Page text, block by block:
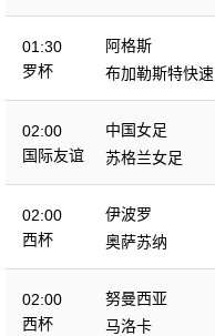
01:30
罗杯
阿格斯
布加勒斯特快速
02:00
国际友谊
中国女足
苏格兰女足
02:00
西杯
伊波罗
奥萨苏纳
02:00
西杯
努曼西亚
马洛卡